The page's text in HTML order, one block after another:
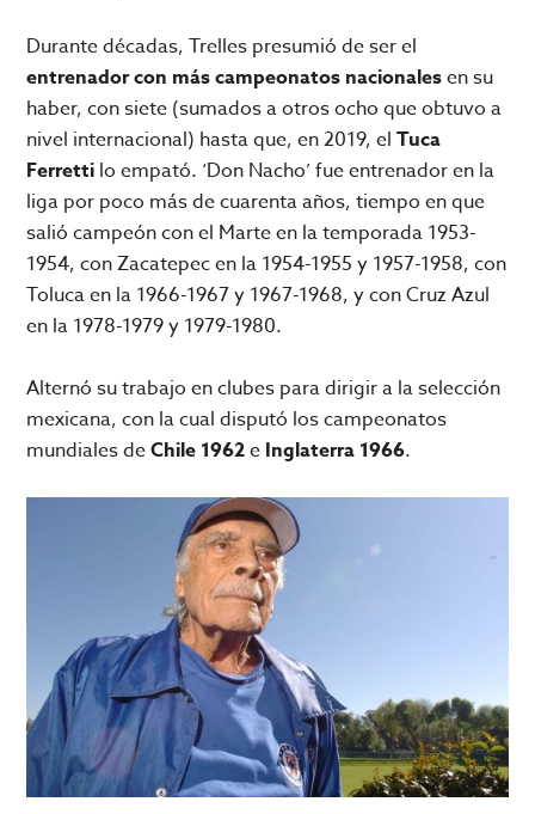
Durante décadas, Trelles presumió de ser el
entrenador con más campeonatos nacionalesen su
haber, con siete (sumados a otros ocho que obtuvo a
nivel internacional) hasta que, en 2019, elTuca
Ferretti lo empató. ‘Don Nacho’ fue entrenador en la
liga por poco más de cuarenta años, tiempo en que
salió campeón con el Marte en la temporada 1953-
1954, con Zacatepec en la 1954-1955 y 1957-1958, con
Toluca en la 1966-1967 y 1967-1968, y con Cruz Azul
en la 1978-1979 y 1979-1980.
Alternó su trabajo en clubes para dirigir a la selección
mexicana, con la cual disputó los campeonatos
mundiales deChile 1962e Inglaterra 1966.